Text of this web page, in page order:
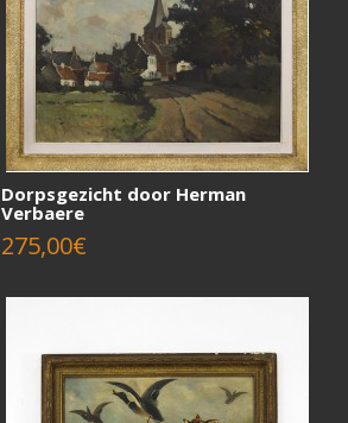
Dorpsgezicht door Herman
Verbaere
275,00€